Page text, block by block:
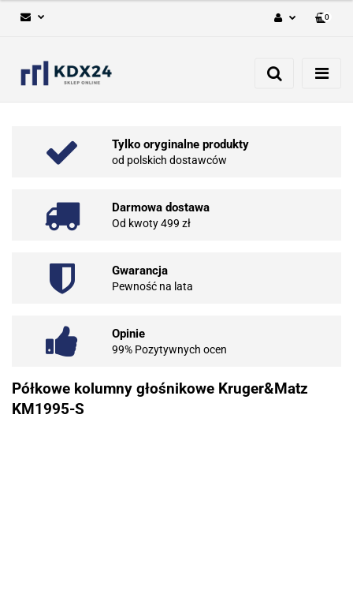
Zarejestruj się
0
Tylko oryginalne produkty
od polskich dostawców
Darmowa dostawa
Od kwoty 499 zł
Gwarancja
Pewność na lata
Opinie
99% Pozytywnych ocen
Półkowe kolumny głośnikowe Kruger&Matz
KM1995-S